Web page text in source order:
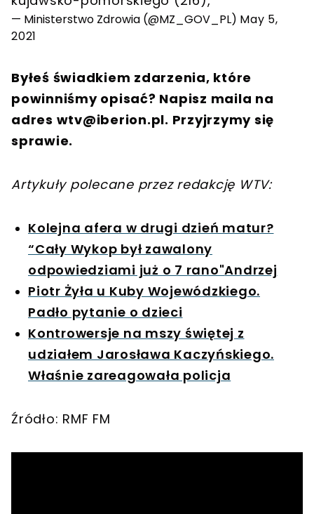
— Ministerstwo Zdrowia (@MZ_GOV_PL) May 5,
2021
Byłeś świadkiem zdarzenia, które
powinniśmy opisać? Napisz maila na
adres wtv@iberion.pl. Przyjrzymy się
sprawie.
Artykuły polecane przez redakcję WTV:
Kolejna afera w drugi dzień matur?
“Cały Wykop był zawalony
odpowiedziami już o 7 rano"Andrzej
Piotr Żyła u Kuby Wojewódzkiego.
Padło pytanie o dzieci
Kontrowersje na mszy świętej z
udziałem Jarosława Kaczyńskiego.
Właśnie zareagowała policja
Źródło: RMF FM